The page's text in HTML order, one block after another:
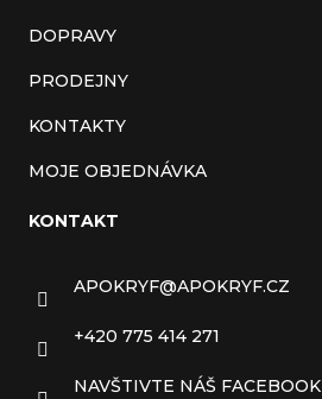
DOPRAVY
PRODEJNY
KONTAKTY
MOJE OBJEDNÁVKA
KONTAKT
APOKRYF@APOKRYF.CZ
+420 775 414 271
NAVŠTIVTE NÁŠ FACEBOOK